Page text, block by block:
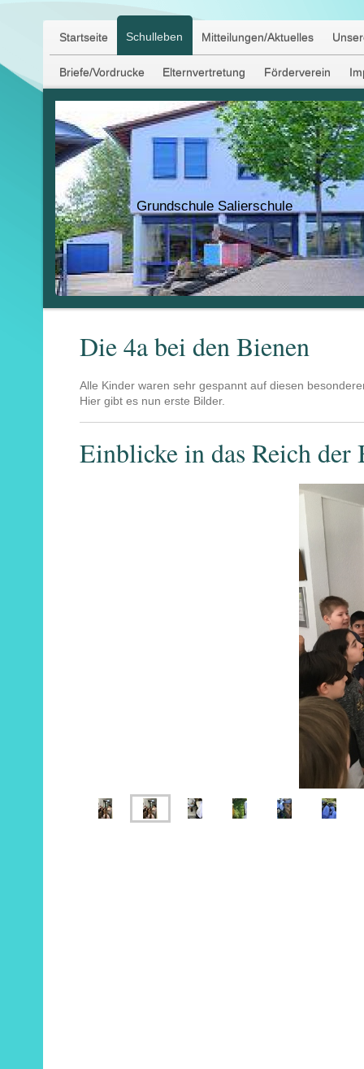
Startseite Schulleben Mitteilungen/Aktuelles
Briefe/Vordrucke Elternvertretung Förderverein
Grundschule Salierschule
Die 4a bei den Bienen
Alle Kinder waren sehr gespannt auf diesen
Hier gibt es nun erste Bilder.
Einblicke in das Reich der